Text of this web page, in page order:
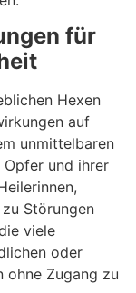
für
Hexen
auf
unmittelbaren
Opfer und ihrer
Störungen
viele
oder
Zugang zu